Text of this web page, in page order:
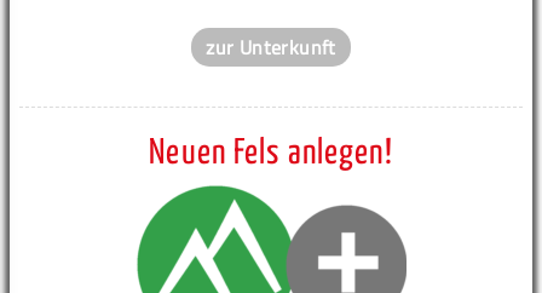
zur Unterkunft
Neuen Fels anlegen!